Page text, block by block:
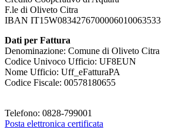
F.le di Oliveto Citra
IBAN IT15W0834276700006010063533
Dati per Fattura
Denominazione: Comune di Oliveto Citra
Codice Univoco Ufficio: UF8EUN
Nome Ufficio: Uff_eFatturaPA
Codice Fiscale: 00578180655
Telefono: 0828-799001
Posta elettronica certificata